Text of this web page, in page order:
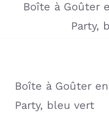
Boîte à Goûter
Party,
Boîte à Goûter
Party, bleu vert